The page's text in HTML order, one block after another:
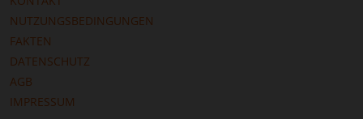
NUTZUNGSBEDINGUNGEN
FAKTEN
DATENSCHUTZ
AGB
IMPRESSUM